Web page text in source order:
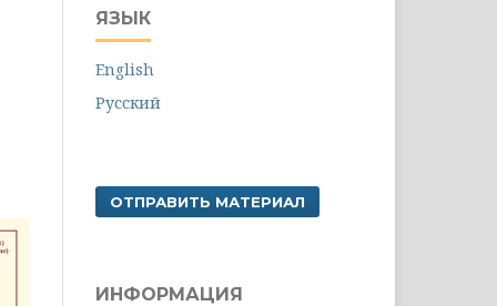
ЯЗЫК
English
Русский
ОТПРАВИТЬ МАТЕРИАЛ
ИНФОРМАЦИЯ